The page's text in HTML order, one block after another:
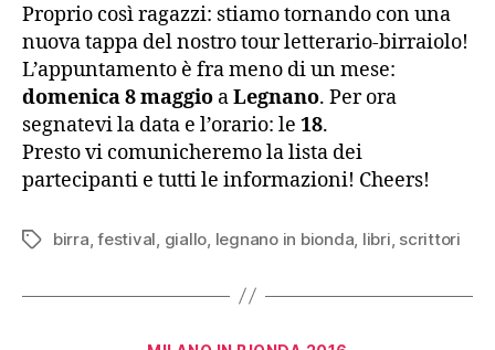
Proprio così ragazzi: stiamo tornando con una
nuova tappa del nostro tour letterario-birraiolo!
L’appuntamento è fra meno di un mese:
domenica 8 maggio aLegnano. Per ora
segnatevi la data e l’orario: le 18.
Presto vi comunicheremo la lista dei
partecipanti e tutti le informazioni! Cheers!
Tag birra ,festival giallo legnano in bionda libri scrittori